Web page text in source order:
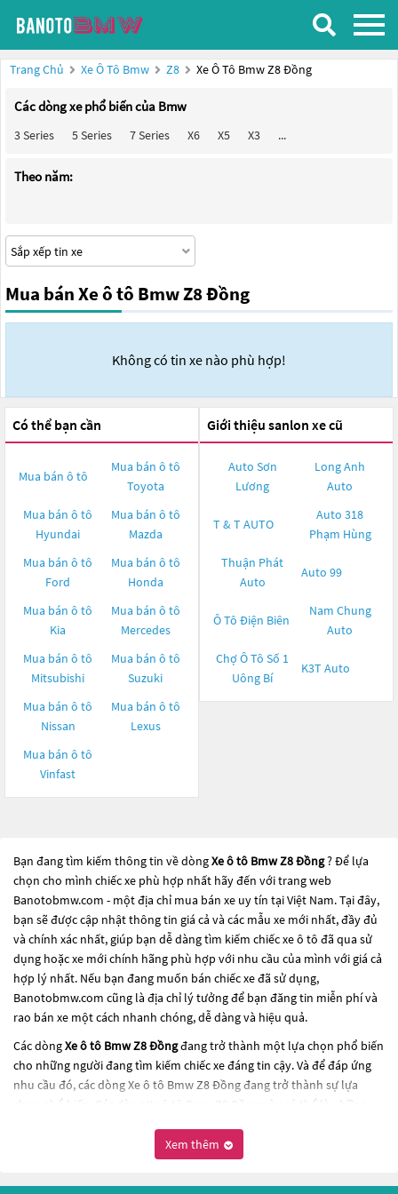
Trang Chủ Xe Ô Tô Bmw Z8 Xe Ô Tô Bmw Z8 Đồng
Các dòng xe phổ biến của Bmw
3 Series 5 Series 7 Series X6 X5 X3 ...
Theo năm:
Mua bán Xe ô tô Bmw Z8 Đồng
Không có tin xe nào phù hợp!
Có thể bạn cần
Mua bán ô tô
Mua bán ô tô
Toyota
Mua bán ô tô
Hyundai
Mua bán ô tô
Mazda
Mua bán ô tô
Ford
Mua bán ô tô
Honda
Mua bán ô tô
Kia
Mua bán ô tô
Mercedes
Mua bán ô tô
Mitsubishi
Mua bán ô tô
Suzuki
Mua bán ô tô
Nissan
Mua bán ô tô
Lexus
Mua bán ô tô
Vinfast
Giới thiệu sanlon xe cũ
Auto Sơn
Lương
Long Anh
Auto
T & T AUTO
Auto 318
Phạm Hùng
Thuận Phát
Auto
Auto 99
Ô Tô Điện Biên
Nam Chung
Auto
Chợ Ô Tô Số 1
Uông Bí
K3T Auto
Bạn đang tìm kiếm thông tin về dòngXe ô tô Bmw Z8 Đồng? Để lựa
chọn cho mình chiếc xe phù hợp nhất hãy đến với trang web
Banotobmw.com - một địa chỉ mua bán xe uy tín tại Việt Nam. Tại đây,
bạn sẽ được cập nhật thông tin giá cả và các mẫu xe mới nhất, đầy đủ
và chính xác nhất, giúp bạn dễ dàng tìm kiếm chiếc xe ô tô đã qua sử
dụng hoặc xe mới chính hãng phù hợp với nhu cầu của mình với giá cả
hợp lý nhất. Nếu bạn đang muốn bán chiếc xe đã sử dụng,
Banotobmw.com cũng là địa chỉ lý tưởng để bạn đăng tin miễn phí và
rao bán xe một cách nhanh chóng, dễ dàng và hiệu quả.
Các dòngXe ô tô Bmw Z8 Đồngđang trở thành một lựa chọn phổ biến
cho những người đang tìm kiếm chiếc xe đáng tin cậy. Và để đáp ứng
nhu cầu đó, các dòngXe ô tô Bmw Z8 Đồngđang trở thành sự lựa
chọn phổ biến. Các dòng
Xe ô tô Bmw Z8 Đồng
này có thể là những
hiện đại và công nghệ tiên tiến. Các dòngXe ô tô Bmw Z8 Đồng
đều được kiểm tra và bảo dưỡng kỹ lưỡng để đảm bảo chất lượng và
hiệu suất tốt nhất. Nếu bạn đang tìm kiếm một chiếc xe, hãy khám
Xem thêm